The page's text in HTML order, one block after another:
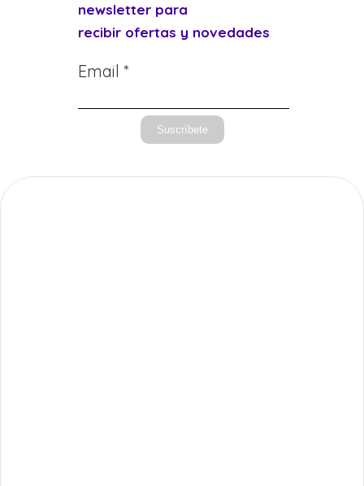
newsletter para
recibir ofertas y novedades
Email *
Suscríbete